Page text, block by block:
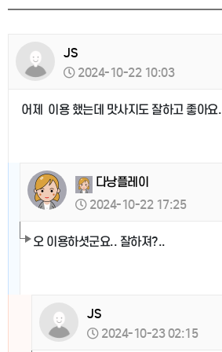
JS
2024-10-22 10:03
어제 이용 했는데 맛사지도 잘하고 좋아요.
다낭플레이
2024-10-22 17:25
오 이용하셧군요.. 잘하져?..
JS
2024-10-23 02:15